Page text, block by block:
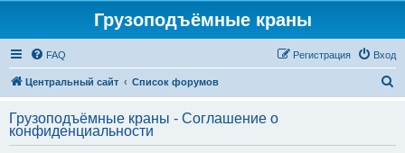
Грузоподъёмные краны
FAQ Вход
Регистрация
Центральный сайт Список форумов
с
Грузоподъёмные краны - Соглашение о
конфиденциальности